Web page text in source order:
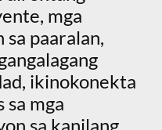
mga
sa paaralan,
ikinokonekta
sa mga
sa kanilang